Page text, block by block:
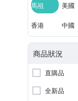
馬祖 美國
香港 中國
商品狀況
直購品
全新品